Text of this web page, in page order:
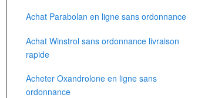
Achat Parabolan en ligne sans ordonnance
Achat Winstrol sans ordonnance livraison
rapide
Acheter Oxandrolone en ligne sans
ordonnance